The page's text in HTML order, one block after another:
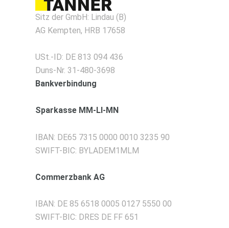
Sitz der GmbH: Lindau (B)
AG Kempten, HRB 17658
USt.-ID: DE 813 094 436
Duns-Nr. 31-480-3698
Bankverbindung
Sparkasse MM-LI-MN
IBAN: DE65 7315 0000 0010 3235 90
SWIFT-BIC: BYLADEM1MLM
Commerzbank AG
IBAN: DE 85 6518 0005 0127 5550 00
SWIFT-BIC: DRES DE FF 651